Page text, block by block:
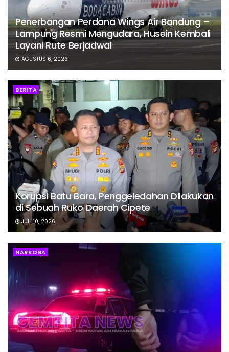
Penerbangan Perdana Wings Air Bandung –
Lampung Resmi Mengudara, Husein Kembali
Layani Rute Berjadwal
AGUSTUS 6, 2026
BERITA
Korupsi Batu Bara, Penggeledahan Dilakukan
di Sebuah Ruko Daerah Cipete
JULI 10, 2026
NARKOBA